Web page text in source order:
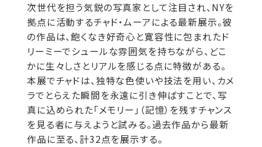
次世代を担う気鋭の写真家として注目され、NYを
拠点に活動するチャド・ムーアによる最新展示。彼
の作品は、飽くなき好奇心と寛容性に包まれたド
リーミーでシュールな雰囲気を持ちながら、どこ
かに生々しさとリアルを感じる点に特徴がある。
本展でチャドは、独特な色使いや技法を用い、カメ
ラでとらえた瞬間を永遠に引き伸ばすことで、写
真に込められた「メモリー」（記憶）を残すチャンス
を見る者に与えようと試みる。過去作品から最新
作品に至る、計32点を展示する。